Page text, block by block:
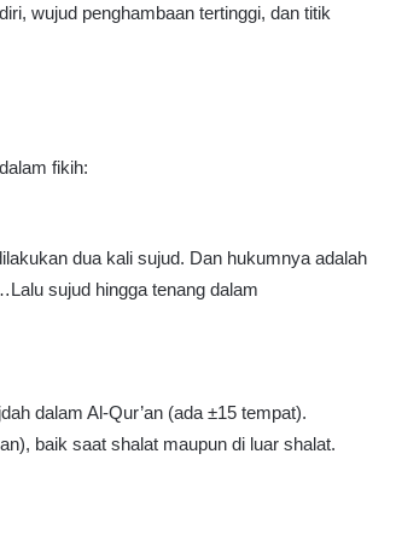
wujud penghambaan tertinggi, dan titik
fikih:
dua kali sujud. Dan hukumnya adalah
sujud hingga tenang dalam
dalam Al-Qur’an (ada ±15 tempat).
baik saat shalat maupun di luar shalat.